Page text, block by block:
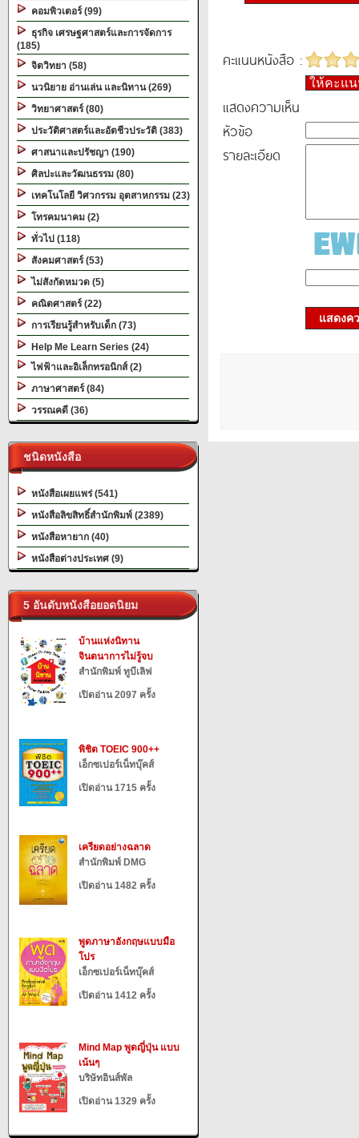
คอมพิวเตอร์ (99)
ธุรกิจ เศรษฐศาสตร์และการจัดการ
(185)
จิตวิทยา (58)
นวนิยาย อ่านเล่น และนิทาน (269)
วิทยาศาสตร์ (80)
ประวัติศาสตร์และอัตชีวประวัติ (383)
ศาสนาและปรัชญา (190)
ศิลปะและวัฒนธรรม (80)
เทคโนโลยี วิศวกรรม อุตสาหกรรม (23)
โทรคมนาคม (2)
ทั่วไป (118)
สังคมศาสตร์ (53)
ไม่สังกัดหมวด (5)
คณิตศาสตร์ (22)
การเรียนรู้สำหรับเด็ก (73)
Help Me Learn Series (24)
ไฟฟ้าและอิเล็กทรอนิกส์ (2)
ภาษาศาสตร์ (84)
วรรณคดี (36)
ชนิดหนังสือ
หนังสือเผยแพร่ (541)
หนังสือลิขสิทธิ์สำนักพิมพ์ (2389)
หนังสือหายาก (40)
หนังสือต่างประเทศ (9)
5 อันดับหนังสือยอดนิยม
บ้านแห่งนิทาน
จินตนาการไม่รู้จบ
สำนักพิมพ์ ทูบีเลิฟ
เปิดอ่าน 2097 ครั้ง
พิชิต TOEIC 900++
เอ็กซเปอร์เน็ทบุ๊คส์
เปิดอ่าน 1715 ครั้ง
เครียดอย่างฉลาด
สำนักพิมพ์ DMG
เปิดอ่าน 1482 ครั้ง
พูดภาษาอังกฤษแบบมือ
โปร
เอ็กซเปอร์เน็ทบุ๊คส์
เปิดอ่าน 1412 ครั้ง
Mind Map พูดญี่ปุ่น แบบ
เน้นๆ
บริษัทอินส์พัล
เปิดอ่าน 1329 ครั้ง
คะแนนหนังสือ :
ให้คะแ
แสดงความเห็น
หัวข้อ
รายละเอียด
แสดงค